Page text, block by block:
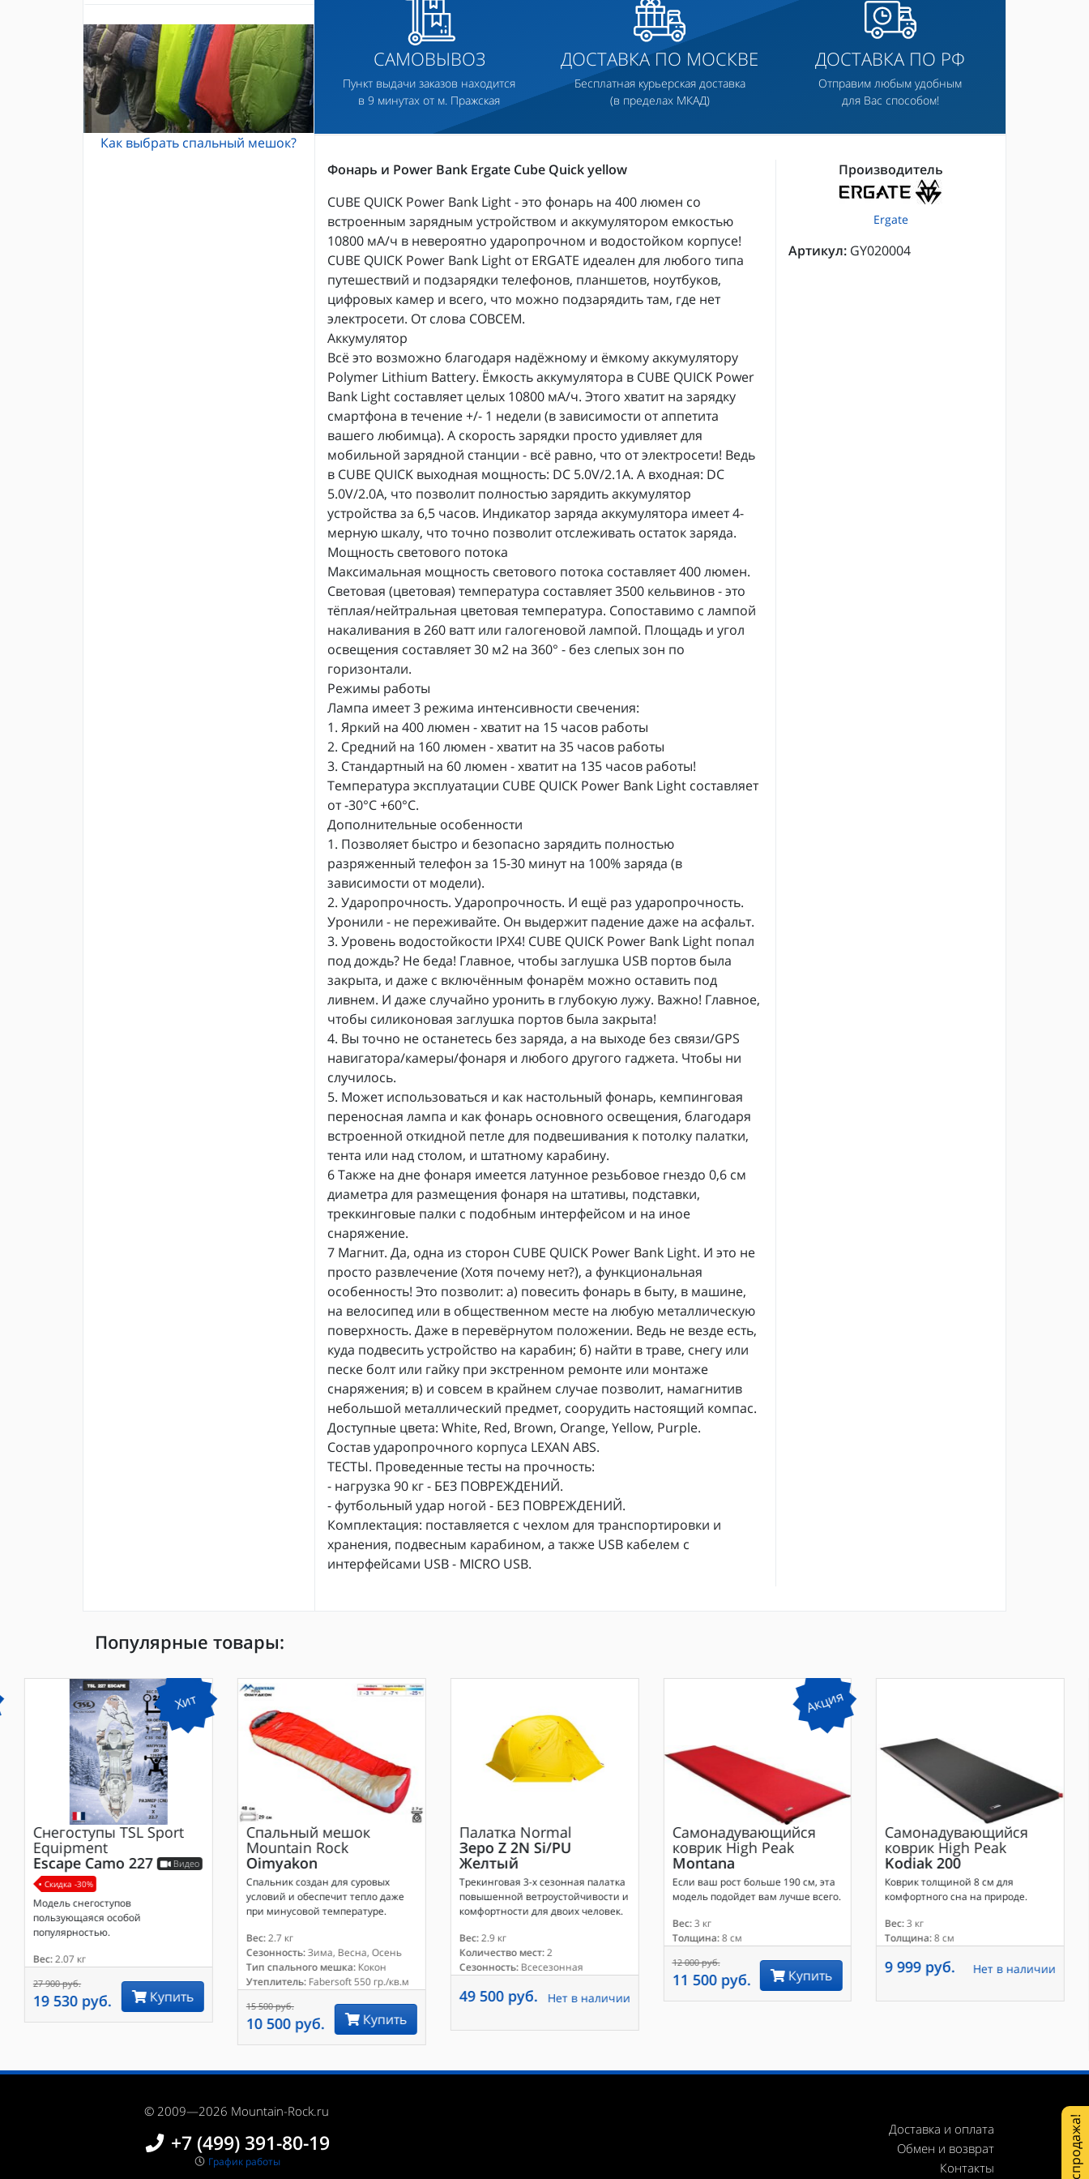
Кошки Grivel
Каски и шлемы для альпинизма
Жумары и зажимы
Карабины и оттяжки
Спусковые устройства
Как выбрать спальный мешок?
САМОВЫВОЗ
Пункт выдачи заказов находится
в 9 минутах от м. Пражская
ДОСТАВКА ПО МОСКВЕ
Бесплатная курьерская доставка
(в пределах МКАД)
ДОСТАВКА ПО РФ
Отправим любым удобным
для Вас способом!
Фонарь и Power Bank Ergate Cube Quick yellow
CUBE QUICK Power Bank Light - это фонарь на 400 люмен со
встроенным зарядным устройством и аккумулятором емкостью
10800 мА/ч в невероятно ударопрочном и водостойком корпусе!
CUBE QUICK Power Bank Light от ERGATE идеален для любого типа
путешествий и подзарядки телефонов, планшетов, ноутбуков,
цифровых камер и всего, что можно подзарядить там, где нет
электросети. От слова СОВСЕМ.
Аккумулятор
Всё это возможно благодаря надёжному и ёмкому аккумулятору
Polymer Lithium Battery. Ёмкость аккумулятора в CUBE QUICK Power
Bank Light составляет целых 10800 мА/ч. Этого хватит на зарядку
смартфона в течение +/- 1 недели (в зависимости от аппетита
вашего любимца). А скорость зарядки просто удивляет для
мобильной зарядной станции - всё равно, что от электросети! Ведь
в CUBE QUICK выходная мощность: DC 5.0V/2.1A. А входная: DC
5.0V/2.0A, что позволит полностью зарядить аккумулятор
устройства за 6,5 часов. Индикатор заряда аккумулятора имеет 4-
мерную шкалу, что точно позволит отслеживать остаток заряда.
Мощность светового потока
Максимальная мощность светового потока составляет 400 люмен.
Световая (цветовая) температура составляет 3500 кельвинов - это
тёплая/нейтральная цветовая температура. Сопоставимо с лампой
накаливания в 260 ватт или галогеновой лампой. Площадь и угол
освещения составляет 30 м2 на 360° - без слепых зон по
горизонтали.
Режимы работы
Лампа имеет 3 режима интенсивности свечения:
1. Яркий на 400 люмен - хватит на 15 часов работы
2. Средний на 160 люмен - хватит на 35 часов работы
3. Стандартный на 60 люмен - хватит на 135 часов работы!
Температура эксплуатации CUBE QUICK Power Bank Light составляет
от -30°С +60°С.
Дополнительные особенности
1. Позволяет быстро и безопасно зарядить полностью
разряженный телефон за 15-30 минут на 100% заряда (в
зависимости от модели).
2. Ударопрочность. Ударопрочность. И ещё раз ударопрочность.
Уронили - не переживайте. Он выдержит падение даже на асфальт.
3. Уровень водостойкости IPX4! CUBE QUICK Power Bank Light попал
под дождь? Не беда! Главное, чтобы заглушка USB портов была
закрыта, и даже с включённым фонарём можно оставить под
ливнем. И даже случайно уронить в глубокую лужу. Важно! Главное,
чтобы силиконовая заглушка портов была закрыта!
4. Вы точно не останетесь без заряда, а на выходе без связи/GPS
навигатора/камеры/фонаря и любого другого гаджета. Чтобы ни
случилось.
5. Может использоваться и как настольный фонарь, кемпинговая
переносная лампа и как фонарь основного освещения, благодаря
встроенной откидной петле для подвешивания к потолку палатки,
тента или над столом, и штатному карабину.
6 Также на дне фонаря имеется латунное резьбовое гнездо 0,6 см
диаметра для размещения фонаря на штативы, подставки,
треккинговые палки с подобным интерфейсом и на иное
снаряжение.
7 Магнит. Да, одна из сторон CUBE QUICK Power Bank Light. И это не
просто развлечение (Хотя почему нет?), а функциональная
особенность! Это позволит: а) повесить фонарь в быту, в машине,
на велосипед или в общественном месте на любую металлическую
поверхность. Даже в перевёрнутом положении. Ведь не везде есть,
куда подвесить устройство на карабин; б) найти в траве, снегу или
песке болт или гайку при экстренном ремонте или монтаже
снаряжения; в) и совсем в крайнем случае позволит, намагнитив
небольшой металлический предмет, соорудить настоящий компас.
Доступные цвета: White, Red, Brown, Orange, Yellow, Purple.
Состав ударопрочного корпуса LEXAN ABS.
ТЕСТЫ. Проведенные тесты на прочность:
- нагрузка 90 кг - БЕЗ ПОВРЕЖДЕНИЙ.
- футбольный удар ногой - БЕЗ ПОВРЕЖДЕНИЙ.
Комплектация: поставляется с чехлом для транспортировки и
хранения, подвесным карабином, а также USB кабелем с
интерфейсами USB - MICRO USB.
Производитель
Ergate
Артикул: GY020004
Популярные товары:
Хит
Снегоступы TSL Sport
Equipment
Escape Camo 227 Видео
Скидка -30%
Модель снегоступов
пользующаяся особой
популярностью.
Вес:2.07 кг
27 900 руб.
19 530 руб. Купить
Спальный мешок
Mountain Rock
Oimyakon
Спальник создан для суровых
условий и обеспечит тепло даже
при минусовой температуре.
Вес:2.7 кг
Сезонность:Зима, Весна, Осень
Тип спального мешка:Кокон
Утеплитель:Fabersoft 550 гр./кв.м
15 500 руб.
10 500 руб. Купить
Палатка Normal
Зеро Z 2N Si/PU
Желтый
Трекинговая 3-х сезонная палатка
повышенной ветроустойчивости и
комфортности для двоих человек.
Вес:2.9 кг
Количество мест:2
Сезонность:Всесезонная
49 500 руб. Нет в наличии
Акция
Самонадувающийся
коврик High Peak
Montana
Если ваш рост больше 190 см, эта
модель подойдет вам лучше всего.
Вес:3 кг
Толщина:8 см
12 000 руб.
11 500 руб. Купить
Самонадувающийся
коврик High Peak
Kodiak 200
Коврик толщиной 8 см для
комфортного сна на природе.
Вес:3 кг
Толщина:8 см
9 999 руб. Нет в наличии
© 2009—2026 Mountain-Rock.ru
+7 (499) 391-80-19
График работы
Доставка и оплата
Обмен и возврат
Контакты
Распродажа!